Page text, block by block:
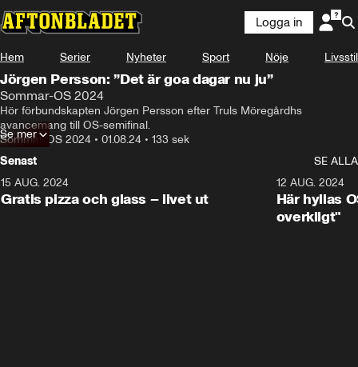
Logga in
Hem Serier Nyheter Sport Nöje Livsstil
Jörgen Persson: ”Det är goa dagar nu ju”
Sommar-OS 2024
Hör förbundskapten Jörgen Persson efter Truls Möregårdhs
avancemang till OS-semifinal.
Sommar-OS 2024 • 01.08.24 • 133 sek
Se mer
Senast
SE ALLA
15 AUG. 2024
Gratis pizza och glass – livet ut
12 AUG. 2024
Här hyllas
overkligt"